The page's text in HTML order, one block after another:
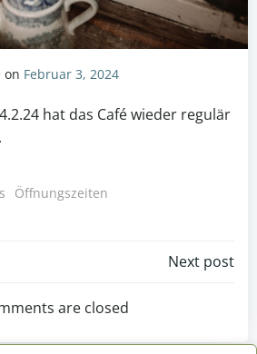
on Februar 3, 2024
hat das Café wieder regulär
Öffnungszeiten
navigation
Next post
are closed